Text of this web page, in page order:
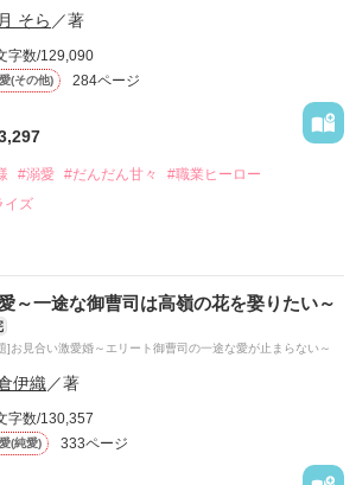
そら ／著
字数/129,090
(その他) 284ページ
#溺愛 #だんだん甘々
#職業ヒーロー
イズ
た優羽の隣にいたのは
存在だった
ぷりに囁かれて、
して逃げてしまう。
～一途な御曹司は高嶺の花を娶りたい～
]お見合い激愛婚～エリート御曹司の一途な愛が止まらない～
伊織／著
字数/130,357
(純愛) 333ページ